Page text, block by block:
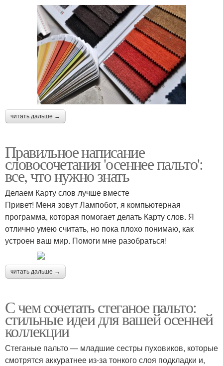
читать дальше →
Правильное написание
словосочетания 'осеннее пальто':
все, что нужно знать
Делаем Карту слов лучше вместе
Привет! Меня зовут Лампобот, я компьютерная
программа, которая помогает делать Карту слов. Я
отлично умею считать, но пока плохо понимаю, как
устроен ваш мир. Помоги мне разобраться!
читать дальше →
С чем сочетать стеганое пальто:
стильные идеи для вашей осенней
коллекции
Стеганые пальто — младшие сестры пуховиков, которые
смотрятся аккуратнее из-за тонкого слоя подкладки и,